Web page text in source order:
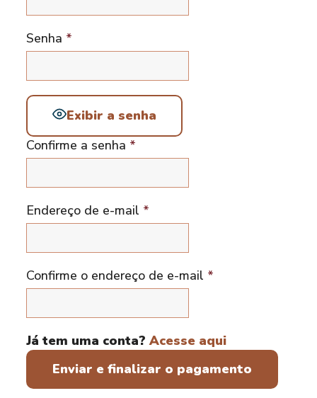
Senha *
Exibir a senha
Confirme a senha *
Endereço de e-mail *
Confirme o endereço de e-mail *
Já tem uma conta?Acesse aqui